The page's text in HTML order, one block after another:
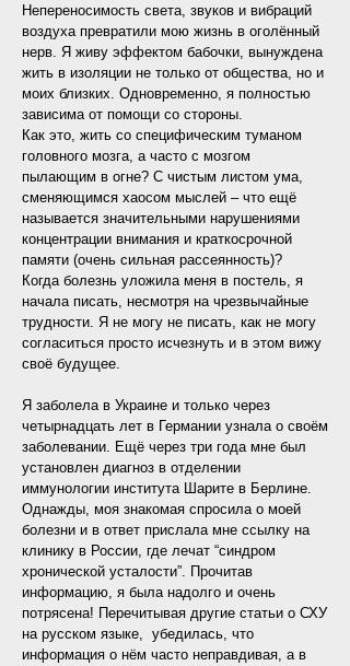
Непереносимость света, звуков и вибраций
воздуха превратили мою жизнь в оголённый
нерв. Я живу эффектом бабочки, вынуждена
жить в изоляции не только от общества, но и
моих близких. Одновременно, я полностью
зависима от помощи со стороны.
Как это, жить со специфическим туманом
головного мозга, а часто с мозгом
пылающим в огне? С чистым листом ума,
сменяющимся хаосом мыслей ‒ что ещё
называется значительными нарушениями
концентрации внимания и краткосрочной
памяти (очень сильная рассеянность)?
Когда болезнь уложила меня в постель, я
начала писать, несмотря на чрезвычайные
трудности. Я не могу не писать, как не могу
согласиться просто исчезнуть и в этом вижу
своё будущее.
Я заболела в Украине и только через
четырнадцать лет в Германии узнала о своём
заболевании. Ещё через три года мне был
установлен диагноз в отделении
иммунологии института Шарите в Берлине.
Однажды, моя знакомая спросила о моей
болезни и в ответ прислала мне ссылку на
клинику в России, где лечат “синдром
хронической усталости”. Прочитав
информацию, я была надолго и очень
потрясена! Перечитывая другие статьи о СХУ
на русском языке, убедилась, что
информация о нём часто неправдивая, а в